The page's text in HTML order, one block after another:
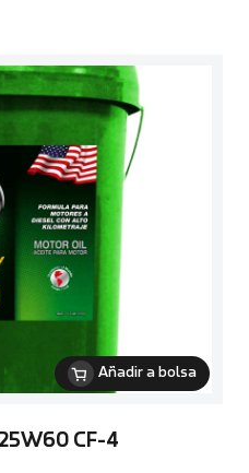
Añadir a bolsa
25W60 CF-4